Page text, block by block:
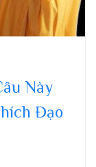
Này
Đạo